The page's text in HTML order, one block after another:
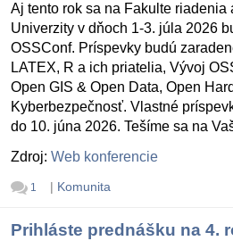
Aj tento rok sa na Fakulte riadenia
Univerzity v dňoch 1-3. júla 2026
OSSConf. Príspevky budú
LATEX, R a ich priatelia, Vývoj
Open GIS & Open Data, Open
Kyberbezpečnosť. Vlastné
do 10. júna 2026. Tešíme sa na
Zdroj: Web konferencie
1 | Komunita
Prihláste prednášku na 4.